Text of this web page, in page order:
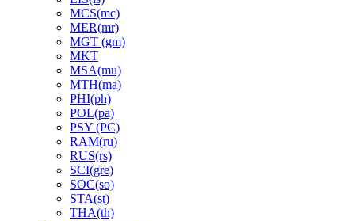
MCS(mc)
MER(mr)
MGT (gm)
MKT
MSA(mu)
MTH(ma)
PHI(ph)
POL(pa)
PSY (PC)
RAM(ru)
RUS(rs)
SCI(gre)
SOC(so)
STA(st)
THA(th)